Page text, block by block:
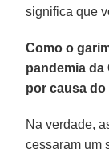
significa que
Como o
pandemia da
por causa
Na verdade,
cessaram um